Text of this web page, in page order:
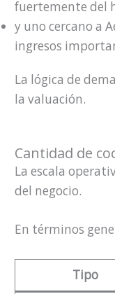
fuertemente del
y uno cercano a
ingresos
La lógica de
la valuación.
Cantidad de
La escala
del negocio.
En términos
Tipo